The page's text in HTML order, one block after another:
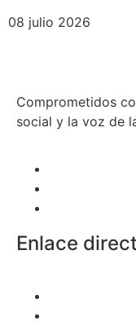
08 julio 2026
Comprometidos
social y la voz de
Enlace